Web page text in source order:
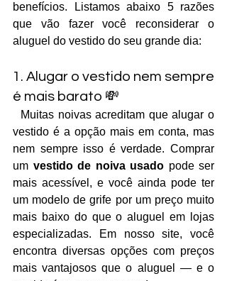
benefícios. Listamos abaixo 5 razões
que vão fazer você reconsiderar o
aluguel do vestido do seu grande dia:
1. Alugar o vestido nem sempre
é mais barato 💸
vestido é a opção mais em conta, mas
nem sempre isso é verdade. Comprar
um vestido de noiva usado pode ser
mais acessível, e você ainda pode ter
um modelo de grife por um preço muito
mais baixo do que o aluguel em lojas
especializadas. Em nosso site, você
encontra diversas opções com preços
mais vantajosos que o aluguel — e o